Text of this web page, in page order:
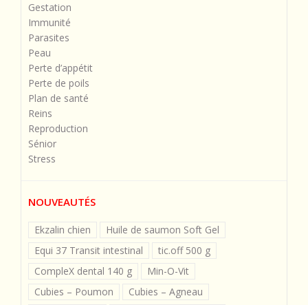
Gestation
Immunité
Parasites
Peau
Perte d’appétit
Perte de poils
Plan de santé
Reins
Reproduction
Sénior
Stress
NOUVEAUTÉS
Ekzalin chien
Huile de saumon Soft Gel
Equi 37 Transit intestinal
tic.off 500 g
CompleX dental 140 g
Min-O-Vit
Cubies – Poumon
Cubies – Agneau